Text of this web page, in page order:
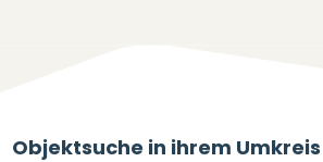
Objektsuche in ihrem Umkreis